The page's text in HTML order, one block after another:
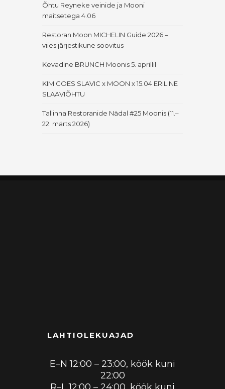
Õhtu Reyneke veinide ja Mooni
maitsetega 4.06
Restoran Moon MICHELIN Guide 2026 –
viies järjestikune soovitus
Kevadine BRUNCH Moonis 5. aprillil
KIM GOES SLAVIC x MOON x 15.04 ERILINE
SLAAVIÕHTU
Tallinna Restoranide Nädal #25 Moonis (11.–
22. märts 2026)
LAHTIOLEKUAJAD
E–N 12:00 – 23:00, köök kuni
22:00